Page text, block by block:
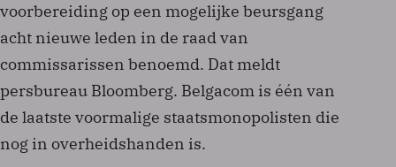
voorbereiding op een mogelijke beursgang
acht nieuwe leden in de raad van
commissarissen benoemd. Dat meldt
persbureau Bloomberg. Belgacom is één van
de laatste voormalige staatsmonopolisten die
nog in overheidshanden is.